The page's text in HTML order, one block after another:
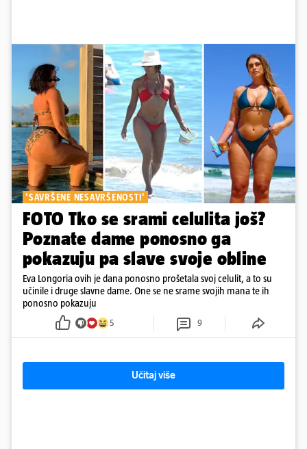
'SAVRŠENE NESAVRŠENOSTI'
FOTO Tko se srami celulita još?
Poznate dame ponosno ga
pokazuju pa slave svoje obline
Eva Longoria ovih je dana ponosno prošetala svoj celulit, a to su
učinile i druge slavne dame. One se ne srame svojih mana te ih
ponosno pokazuju
5 9
Učitaj više